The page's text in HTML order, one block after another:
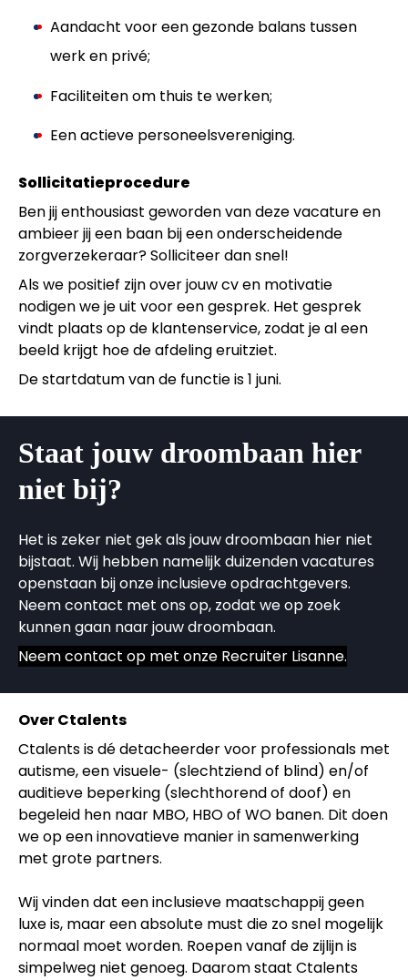
Aandacht voor een gezonde balans tussen
werk en privé;
Faciliteiten om thuis te werken;
Een actieve personeelsvereniging.
Sollicitatieprocedure
Ben jij enthousiast geworden van deze vacature en
ambieer jij een baan bij een onderscheidende
zorgverzekeraar? Solliciteer dan snel!
Als we positief zijn over jouw cv en motivatie
nodigen we je uit voor een gesprek. Het gesprek
vindt plaats op de klantenservice, zodat je al een
beeld krijgt hoe de afdeling eruitziet.
De startdatum van de functie is 1 juni.
Staat jouw droombaan hier
niet bij?
Het is zeker niet gek als jouw droombaan hier niet
bijstaat. Wij hebben namelijk duizenden vacatures
openstaan bij onze inclusieve opdrachtgevers.
Neem contact met ons op, zodat we op zoek
kunnen gaan naar jouw droombaan.
Neem contact op met onze Recruiter Lisanne.
Over Ctalents
Ctalents is dé detacheerder voor professionals met
autisme, een visuele- (slechtziend of blind) en/of
auditieve beperking (slechthorend of doof) en
begeleid hen naar MBO, HBO of WO banen. Dit doen
we op een innovatieve manier in samenwerking
met grote partners.
Wij vinden dat een inclusieve maatschappij geen
luxe is, maar een absolute must die zo snel mogelijk
normaal moet worden. Roepen vanaf de zijlijn is
simpelweg niet genoeg. Daarom staat Ctalents